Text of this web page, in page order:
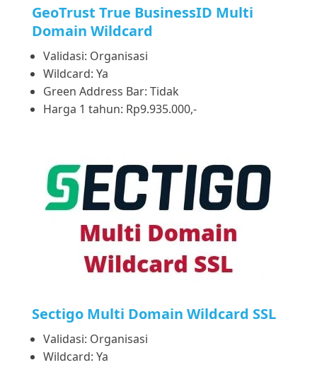
GeoTrust True BusinessID Multi
Domain Wildcard
Validasi: Organisasi
Wildcard: Ya
Green Address Bar: Tidak
Harga 1 tahun: Rp9.935.000,-
Sectigo Multi Domain Wildcard SSL
Validasi: Organisasi
Wildcard: Ya